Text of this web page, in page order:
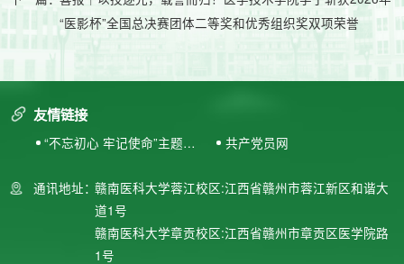
“医影杯”全国总决赛团体二等奖和优秀组织奖双项荣誉
友情链接
“不忘初心 牢记使命”主题教
共产党员网
通讯地址：赣南医科大学蓉江校区:江西省赣州市蓉江新区和谐大
道1号
赣南医科大学章贡校区:江西省赣州市章贡区医学院路
1号